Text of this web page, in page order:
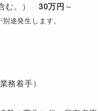
む。） 30万円 ～
途発生します。
務着手）